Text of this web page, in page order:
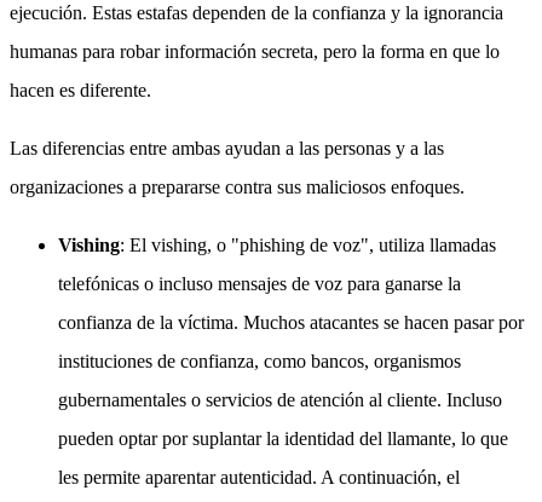
ejecución. Estas estafas dependen de la confianza y la ignorancia
humanas para robar información secreta, pero la forma en que lo
hacen es diferente.
Las diferencias entre ambas ayudan a las personas y a las
organizaciones a prepararse contra sus maliciosos enfoques.
Vishing: El vishing, o "phishing de voz", utiliza llamadas
telefónicas o incluso mensajes de voz para ganarse la
confianza de la víctima. Muchos atacantes se hacen pasar por
instituciones de confianza, como bancos, organismos
gubernamentales o servicios de atención al cliente. Incluso
pueden optar por suplantar la identidad del llamante, lo que
les permite aparentar autenticidad. A continuación, el